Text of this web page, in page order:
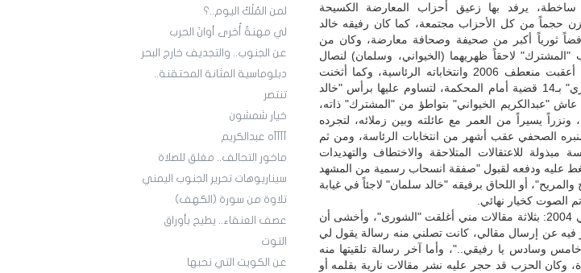
لمن المُلْكُ اليوم..؟
لي مهنةٌ أُخرى أوانَ الحرب
عن الجنوب.. والتجديف خارج البحر
دبلوماسية المثانة المحتقنة..
تنتصر
خيار شمشون
آآآآه عبدالكريم
ماخور التحالف.. مغلق للصلاة
سيناريوهات تحرير الجنوب اليمني
تلاوة من سورة (الكهف)
عصف العنقاء.. يطيح بأوراق
التوت
عن الكويت التي نحبها
ساخطة، يرفد بها زعيق أحزاب المعارضة الكسيحة
أوزن حجماً من كل الأحزاب مجتمعة، كما كان رفيقه خالد
ثورياً أكبر من صحيفة وصحافة معارضة، وكان من
"المشترك" لاحقاً ظهريهما (الخيواني، وسلمان) لنصال
وخناجر السلطة على مذبح تسوية انتهازية أعقبت منعطف 2006 وانتخاباته الرئاسية، وكما أثخنت
السلطة بتواطؤ من "المشترك" جسد "الثوري" بـ14 قضية أمام المحكمة، لتساوم عليها برأس "خالد
"عبدالكريم الخيواني" بتواطؤ من "المشترك" ذاته،
يسيراً من العمر مع عائلته وبين زملائه، لتجرده
الصحفي عقب أشهر من انتخابات الرئاسة، ومن ثم
مبذولة للاعتقالات المتلاحقة والاختطاف والتهديدات
عليه ودفعه لقبول "صفقة انسحاب رسمية من المشهد
أو اللحاق برفيقه "خالد سلمان" لاجئاً في غيابة
الصوت كخيار نهائي.
قلت للرفيق المعلم خالد سلمان ممازحاً في 2004: بثلاثة مقالات مني أغلقت "الشورى"، وأخشى أن
فيه عن إرسال مقالي، كانت تصلني منه رسالة يقول لي
خامس وسادس يا رفيقي.."، وأما آخر رسالة تلقيتها منه
وكان الحزب قد حجر عليه نشر مقالات نارية بقلمه أو